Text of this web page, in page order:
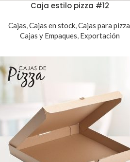
Caja estilo pizza #12
Cajas,Cajas en stock,Cajas para pizza
Cajas y Empaques, Exportación